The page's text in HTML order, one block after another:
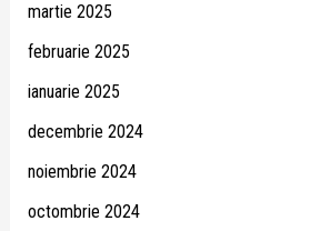
martie 2025
februarie 2025
ianuarie 2025
decembrie 2024
noiembrie 2024
octombrie 2024